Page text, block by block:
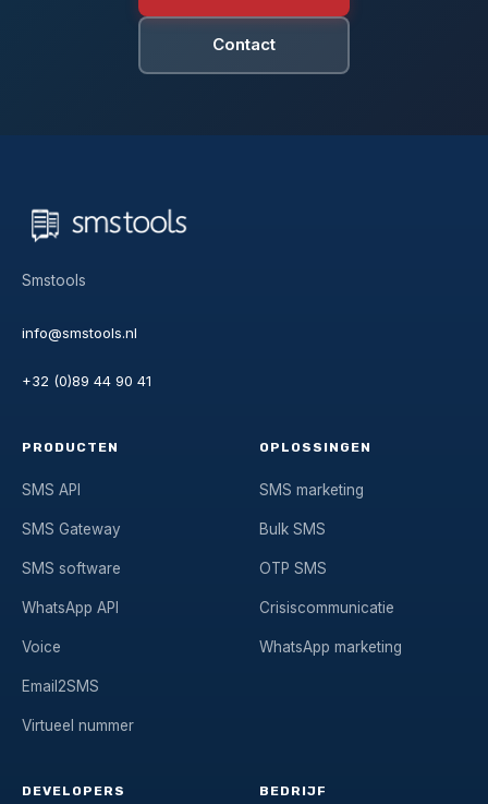
Contact
Smstools
info@smstools.nl
+32 (0)89 44 90 41
PRODUCTEN
SMS API
SMS Gateway
SMS software
WhatsApp API
Voice
Email2SMS
Virtueel nummer
OPLOSSINGEN
SMS marketing
Bulk SMS
OTP SMS
Crisiscommunicatie
WhatsApp marketing
DEVELOPERS BEDRIJF